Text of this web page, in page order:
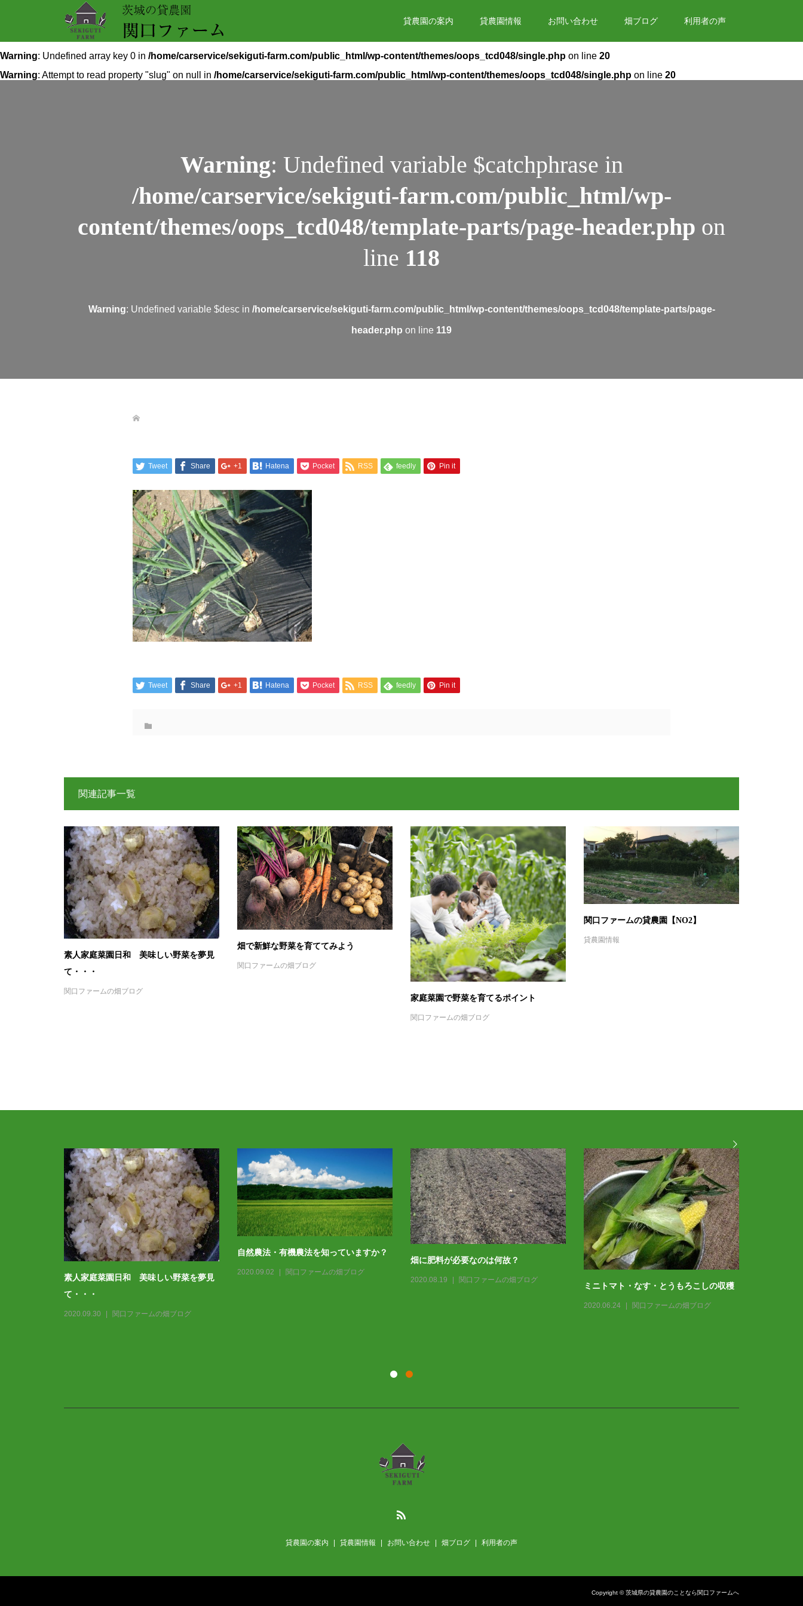
貸農園の案内 貸農園情報 お問い合わせ 畑ブログ 利用者の声
Warning: Undefined array key 0 in /home/carservice/sekiguti-farm.com/public_html/wp-content/themes/oops_tcd048/single.php on line 20
Warning: Attempt to read property "slug" on null in /home/carservice/sekiguti-farm.com/public_html/wp-content/themes/oops_tcd048/single.php on line 20
Warning: Undefined variable $catchphrase in
/home/carservice/sekiguti-farm.com/public_html/wp-
content/themes/oops_tcd048/template-parts/page-header.php on
line 118
Warning: Undefined variable $desc in /home/carservice/sekiguti-farm.com/public_html/wp-content/themes/oops_tcd048/template-parts/page-
header.php on line 119
Tweet Share +1 Hatena Pocket RSS feedly Pin it
Tweet Share +1 Hatena Pocket RSS feedly Pin it
関連記事一覧
素人家庭菜園日和 美味しい野菜を夢見
て・・・
関口ファームの畑ブログ
畑で新鮮な野菜を育ててみよう
関口ファームの畑ブログ
家庭菜園で野菜を育てるポイント
関口ファームの畑ブログ
関口ファームの貸農園【NO2】
貸農園情報
素人家庭菜園日和 美味しい野菜を夢見
て・・・
2020.09.30 関口ファームの畑ブログ
自然農法・有機農法を知っていますか？
2020.09.02 関口ファームの畑ブログ
畑に肥料が必要なのは何故？
2020.08.19 関口ファームの畑ブログ
ミニトマト・なす・とうもろこしの収穫
2020.06.24 関口ファームの畑ブログ
貸農園の案内 貸農園情報 お問い合わせ 畑ブログ 利用者の声
Copyright © 茨城県の貸農園のことなら関口ファームへ